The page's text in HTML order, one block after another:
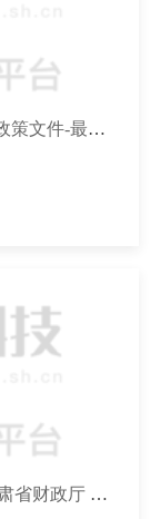
国家税务总局新疆维吾尔自治区税务局-政策文件-最新文件-财政部 税务总局 中央宣传部关于文化体制改革中经营性文化事业单位转制为企业税收政策的公告
国家税务总局甘肃省税务局 最新文件 甘肃省财政厅 国家税务总局甘肃省税务局关于明确我省部分国家商品储备承储企业税收优惠政策相关事项的公告